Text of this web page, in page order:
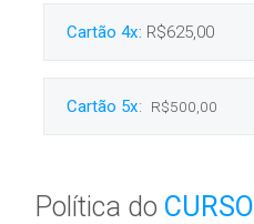
Cartão 4x: R$625,00
Cartão 5x: R$500,00
Política do CURSO